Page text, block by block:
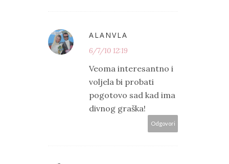
ALANVLA
6/7/10 12:19
Veoma interesantno i
voljela bi probati
pogotovo sad kad ima
divnog graška!
Odgovori